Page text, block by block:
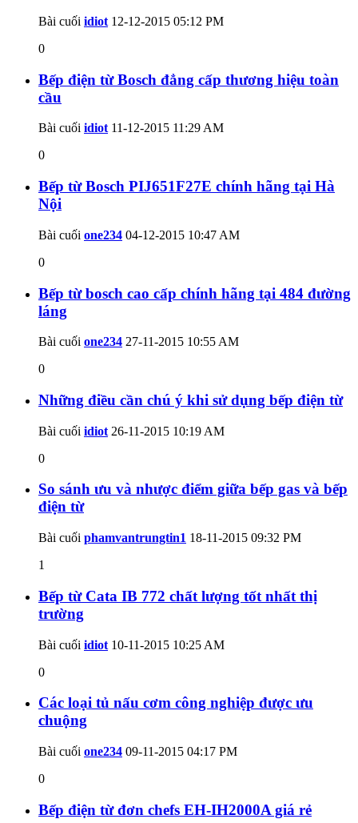
Bài cuối idiot 12-12-2015 05:12 PM
0
Bếp điện từ Bosch đẳng cấp thương hiệu toàn
cầu
Bài cuối idiot 11-12-2015 11:29 AM
0
Bếp từ Bosch PIJ651F27E chính hãng tại Hà
Nội
Bài cuối one234 04-12-2015 10:47 AM
0
Bếp từ bosch cao cấp chính hãng tại 484 đường
láng
Bài cuối one234 27-11-2015 10:55 AM
0
Những điều cần chú ý khi sử dụng bếp điện từ
Bài cuối idiot 26-11-2015 10:19 AM
0
So sánh ưu và nhược điểm giữa bếp gas và bếp
điện từ
Bài cuối phamvantrungtin1 18-11-2015 09:32 PM
1
Bếp từ Cata IB 772 chất lượng tốt nhất thị
trường
Bài cuối idiot 10-11-2015 10:25 AM
0
Các loại tủ nấu cơm công nghiệp được ưu
chuộng
Bài cuối one234 09-11-2015 04:17 PM
0
Bếp điện từ đơn chefs EH-IH2000A giá rẻ